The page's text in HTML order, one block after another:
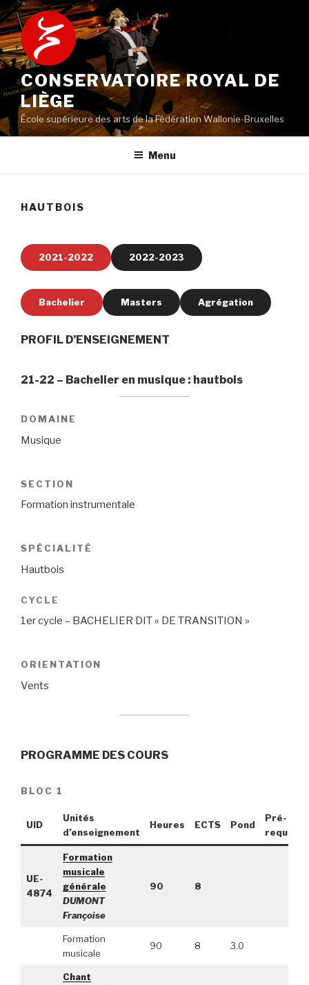
Aller
au
contenu
principal
CONSERVATOIRE ROYAL DE
LIÈGE
École supérieure des arts de la Fédération Wallonie-Bruxelles
Menu
HAUTBOIS
2021-2022 2022-2023
Bachelier Masters Agrégation
PROFIL D’ENSEIGNEMENT
21-22 – Bachelier en musique : hautbois
DOMAINE
Musique
SECTION
Formation instrumentale
SPÉCIALITÉ
Hautbois
CYCLE
1er cycle – BACHELIER DIT « DE TRANSITION »
ORIENTATION
Vents
PROGRAMME DES COURS
BLOC 1
UID
Unités
d’enseignement
Heures ECTS Pond
Pré-
requis
UE-
4874
Formation
musicale
générale
DUMONT
Françoise
90 8
Formation
musicale
90 8 3.0
Chant